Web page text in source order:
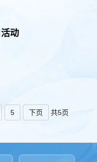
动
5 下页 共5页